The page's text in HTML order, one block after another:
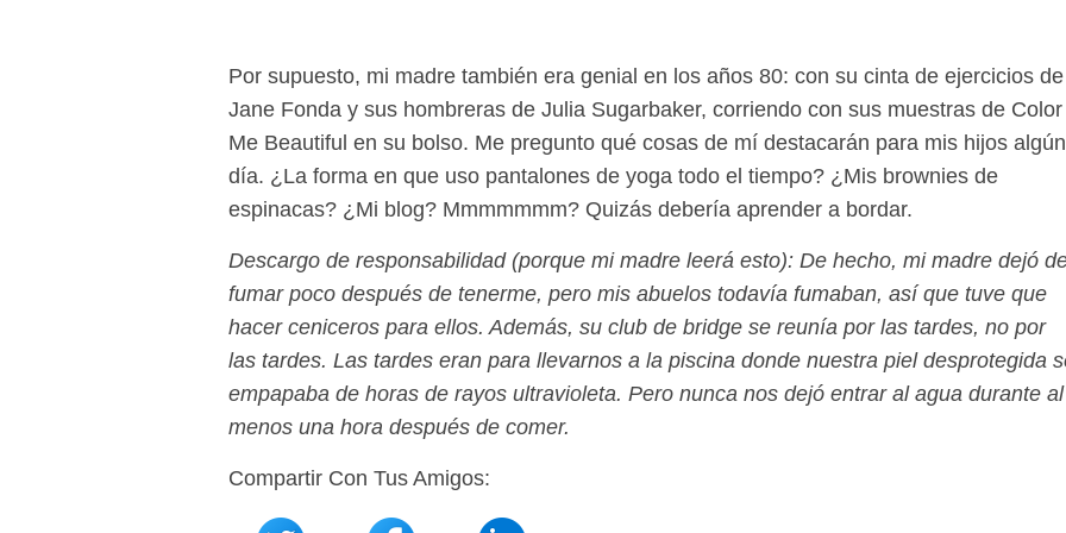
Por supuesto, mi madre también era genial en los años 80: con su cinta de ejercicios de
Jane Fonda y sus hombreras de Julia Sugarbaker, corriendo con sus muestras de Color
Me Beautiful en su bolso. Me pregunto qué cosas de mí destacarán para mis hijos algún
día. ¿La forma en que uso pantalones de yoga todo el tiempo? ¿Mis brownies de
espinacas? ¿Mi blog? Mmmmmmm? Quizás debería aprender a bordar.
Descargo de responsabilidad (porque mi madre leerá esto): De hecho, mi madre dejó
fumar poco después de tenerme, pero mis abuelos todavía fumaban, así que tuve que
hacer ceniceros para ellos. Además, su club de bridge se reunía por las tardes, no por
las tardes. Las tardes eran para llevarnos a la piscina donde nuestra piel desprotegida
empapaba de horas de rayos ultravioleta. Pero nunca nos dejó entrar al agua durante al
menos una hora después de comer.
Compartir Con Tus Amigos: